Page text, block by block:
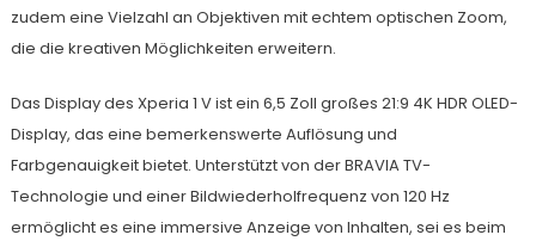
zudem eine Vielzahl an Objektiven mit echtem optischen Zoom,
die die kreativen Möglichkeiten erweitern.
Das Display des Xperia 1 V ist ein 6,5 Zoll großes 21:9 4K HDR OLED-
Display, das eine bemerkenswerte Auflösung und
Farbgenauigkeit bietet. Unterstützt von der BRAVIA TV-
Technologie und einer Bildwiederholfrequenz von 120 Hz
ermöglicht es eine immersive Anzeige von Inhalten, sei es beim